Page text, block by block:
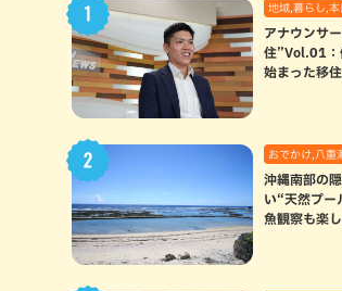
地域,暮らし,
アナウンサ
住”Vol.01：
始まった移
おでかけ,八重
沖縄南部の
い“天然プー
魚観察も楽